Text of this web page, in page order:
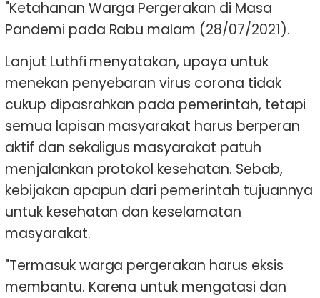
"Ketahanan Warga Pergerakan di Masa
Pandemi pada Rabu malam (28/07/2021).
Lanjut Luthfi menyatakan, upaya untuk
menekan penyebaran virus corona tidak
cukup dipasrahkan pada pemerintah, tetapi
semua lapisan masyarakat harus berperan
aktif dan sekaligus masyarakat patuh
menjalankan protokol kesehatan. Sebab,
kebijakan apapun dari pemerintah tujuannya
untuk kesehatan dan keselamatan
masyarakat.
"Termasuk warga pergerakan harus eksis
membantu. Karena untuk mengatasi dan